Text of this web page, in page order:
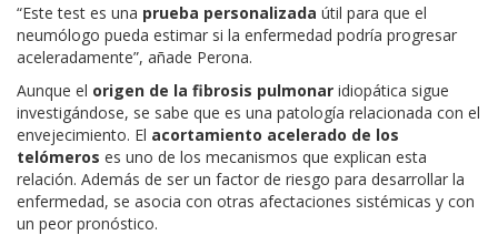
“Este test es una prueba personalizada útil para que el
neumólogo pueda estimar si la enfermedad podría progresar
aceleradamente”, añade Perona.
Aunque el origen de la fibrosis pulmonar idiopática sigue
investigándose, se sabe que es una patología relacionada con el
envejecimiento. El acortamiento acelerado de los
telómeros es uno de los mecanismos que explican esta
relación. Además de ser un factor de riesgo para desarrollar la
enfermedad, se asocia con otras afectaciones sistémicas y con
un peor pronóstico.